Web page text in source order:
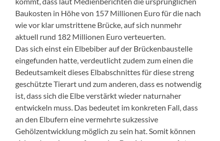
Baukosten in Höhe von 157 Millionen Euro für die nach
wie vor klar umstrittene Brücke, auf sich nunmehr
aktuell rund 182 Millionen Euro verteuerten.
Das sich einst ein Elbebiber auf der Brückenbaustelle
eingefunden hatte, verdeutlicht zudem zum einen die
Bedeutsamkeit dieses Elbabschnittes für diese streng
geschützte Tierart und zum anderen, dass es notwendig
ist, dass sich die Elbe verstärkt wieder naturnaher
entwickeln muss. Das bedeutet im konkreten Fall, dass
an den Elbufern eine vermehrte sukzessive
Gehölzentwicklung möglich zu sein hat. Somit können